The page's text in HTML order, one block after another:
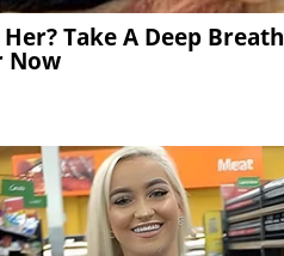
Take A Deep Breath
Now